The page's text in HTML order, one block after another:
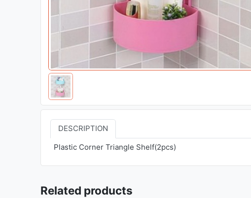
DESCRIPTION
Plastic Corner Triangle Shelf(2pcs)
Related products